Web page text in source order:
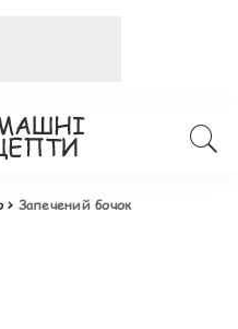
> Запечений бочок